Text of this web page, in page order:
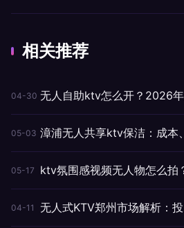
相关推荐
04-30 无人自助ktv怎么开？2026
05-03 漳浦无人共享ktv保洁：成本
05-17 ktv氛围感视频无人物怎么
04-11 无人式KTV郑州市场解析：